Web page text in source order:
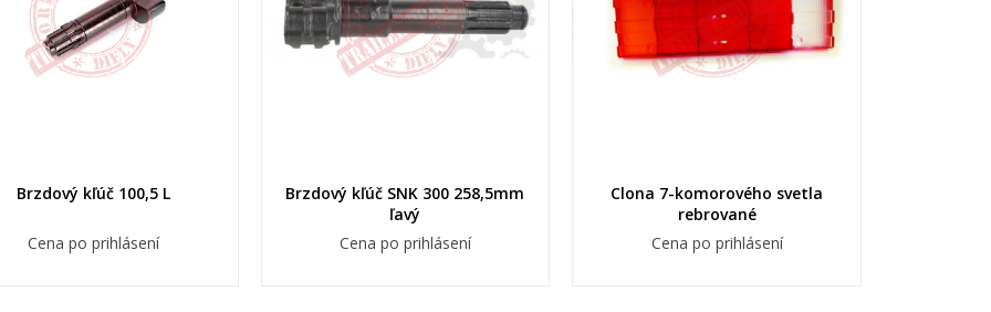
Brzdový kľúč 100,5 L
Cena po prihlásení
Brzdový kľúč SNK 300 258,5mm
ľavý
Cena po prihlásení
Clona 7-komorového svetla
rebrované
Cena po prihlásení
sa